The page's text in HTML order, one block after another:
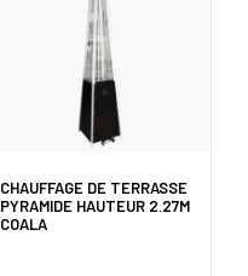
CHAUFFAGE DE TERRASSE
PYRAMIDE HAUTEUR 2.27M
COALA